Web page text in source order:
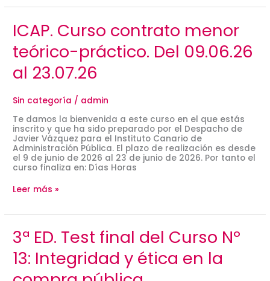
ICAP. Curso contrato menor
teórico-práctico. Del 09.06.26
al 23.07.26
Sin categoría / admin
Te damos la bienvenida a este curso en el que estás
inscrito y que ha sido preparado por el Despacho de
Javier Vázquez para el Instituto Canario de
Administración Pública. El plazo de realización es desde
el 9 de junio de 2026 al 23 de junio de 2026. Por tanto el
curso finaliza en: Días Horas
ICAP.
Curso
contrato
menor
práctico.
Del
al
Leer más »
3ª ED. Test final del Curso Nº
13: Integridad y ética en la
3ª
ED.
Test
final